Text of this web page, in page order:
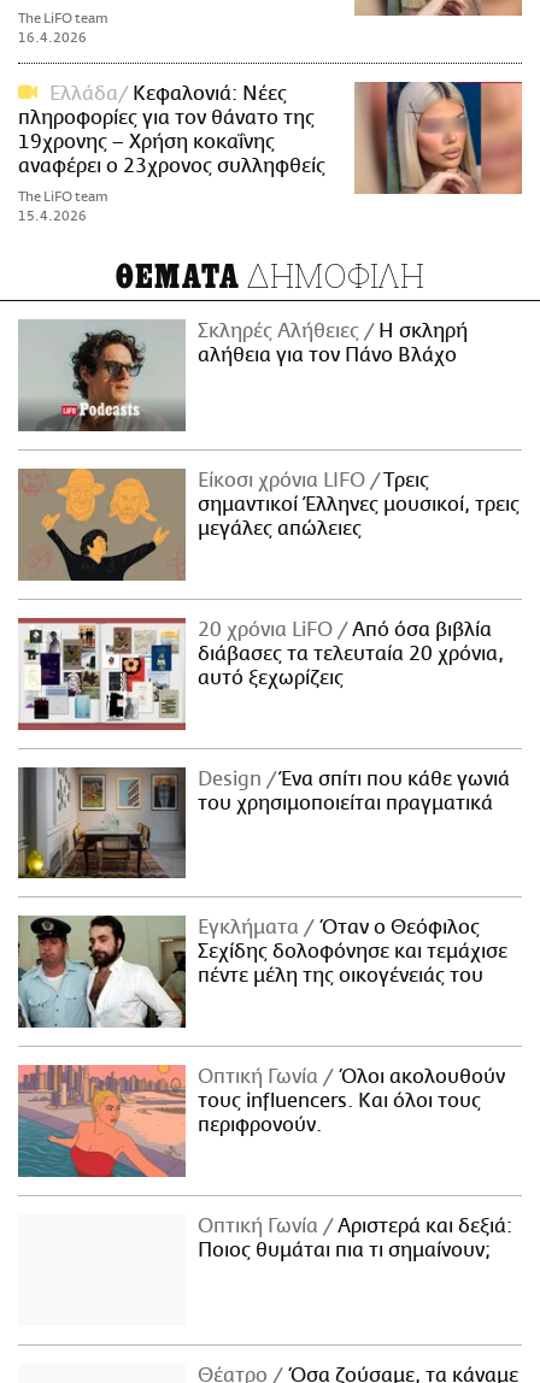
The LiFO team
16.4.2026
Ελλάδα
Κεφαλονιά: Νέες
πληροφορίες για τον θάνατο της
19χρονης – Χρήση κοκαΐνης
αναφέρει ο 23χρονος συλληφθείς
The LiFO team
15.4.2026
ΘΕΜΑΤΑ ΔΗΜΟΦΙΛΗ
Σκληρές Αλήθειες
H σκληρή
αλήθεια για τον Πάνο Βλάχο
Είκοσι χρόνια LIFO
Tρεις
σημαντικοί Έλληνες μουσικοί, τρεις
μεγάλες απώλειες
20 χρόνια LiFO
Από όσα βιβλία
διάβασες τα τελευταία 20 χρόνια,
αυτό ξεχωρίζεις
Design
Ένα σπίτι που κάθε γωνιά
του χρησιμοποιείται πραγματικά
Εγκλήματα
Όταν ο Θεόφιλος
Σεχίδης δολοφόνησε και τεμάχισε
πέντε μέλη της οικογένειάς του
Οπτική Γωνία
Όλοι ακολουθούν
τους influencers. Και όλοι τους
περιφρονούν.
Οπτική Γωνία
Αριστερά και δεξιά:
Ποιος θυμάται πια τι σημαίνουν;
Θέατρο Όσα ζούσαμε, τα κάναμε